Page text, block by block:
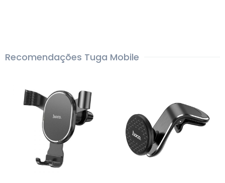
Recomendações Tuga Mobile